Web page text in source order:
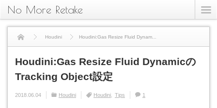
No More Retake
Houdini Houdini:Gas Resize Fluid Dynam...
Houdini:Gas Resize Fluid Dynamicの
Tracking Object設定
2018.06.04 Houdini Houdini Tips 1